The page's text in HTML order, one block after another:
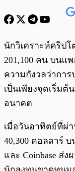
พร้อมเล่น
นักวิเคราะห์คริปโ
201,100 คน บนแ
ความกังวลว่ากา
เป็นเพียงจุดเริ่ม
อนาคต
เมื่อวันอาทิตย์ที่ผ่
40,300 ดอลลาร์
และ Coinbase ส่